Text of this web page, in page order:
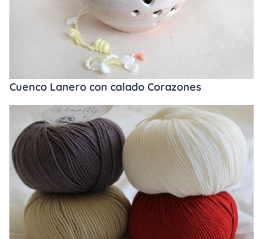
Cuenco Lanero con calado Corazones